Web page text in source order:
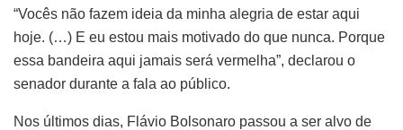
“Vocês não fazem ideia da minha alegria de estar aqui
hoje. (…) E eu estou mais motivado do que nunca. Porque
essa bandeira aqui jamais será vermelha”, declarou o
senador durante a fala ao público.
Nos últimos dias, Flávio Bolsonaro passou a ser alvo de